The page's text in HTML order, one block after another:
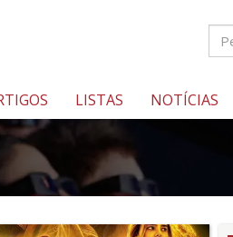
LISTAS NOTÍCIAS